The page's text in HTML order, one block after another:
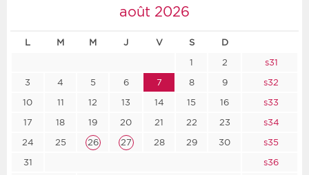
août 2026
L M M J V S D
1 2
s31
3
4 5 6 7 8 9
s32
10
11 12 13 14 15 16
s33
17
18 19 20 21 22 23
s34
24
25 26 27 28 29 30
s35
31
s36